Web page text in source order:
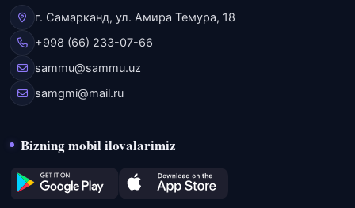
г. Самарканд, ул. Амира Темура, 18
+998 (66) 233-07-66
sammu@sammu.uz
samgmi@mail.ru
Bizning mobil ilovalarimiz